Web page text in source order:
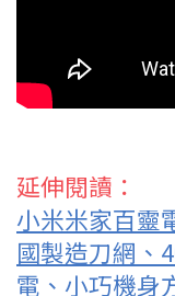
延伸閱讀：
小米米家百靈
國製造刀網、
電、小巧機身